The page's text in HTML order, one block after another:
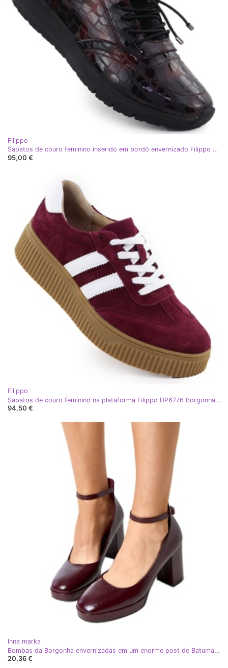
Filippo
Sapatos de couro feminino inserido em bordô envernizado Filippo DP7117 vermelho
95,00 €
Filippo
Sapatos de couro feminino na plataforma Filippo DP6776 Borgonha vermelho
94,50 €
Inna marka
Bombas da Borgonha envernizadas em um enorme post de Batuma vermelho
20,36 €